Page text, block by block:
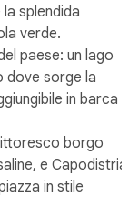
splendida
verde.
paese: un lago
dove sorge la
in barca
borgo
e
in stile